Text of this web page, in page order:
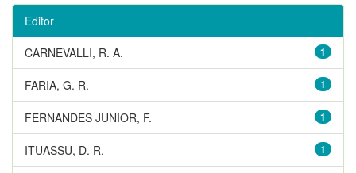
Editor
1
CARNEVALLI, R. A.
1
FARIA, G. R.
1
FERNANDES JUNIOR, F.
1
ITUASSU, D. R.